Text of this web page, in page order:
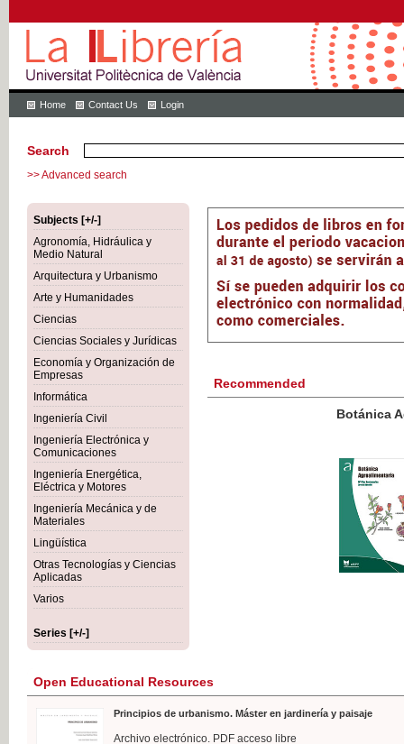
Home Contact Us Login
Search
>> Advanced search
Subjects [+/-]
Agronomía, Hidráulica y
Medio Natural
Arquitectura y Urbanismo
Arte y Humanidades
Ciencias
Ciencias Sociales y Jurídicas
Economía y Organización de
Empresas
Informática
Ingeniería Civil
Ingeniería Electrónica y
Comunicaciones
Ingeniería Energética,
Eléctrica y Motores
Ingeniería Mecánica y de
Materiales
Lingüística
Otras Tecnologías y Ciencias
Aplicadas
Varios
Series [+/-]
Recommended
Botánica Agroalimentaria
VAT
Open Educational Resources
Principios de urbanismo. Máster en jardinería y paisaje
Archivo electrónico. PDF acceso libre